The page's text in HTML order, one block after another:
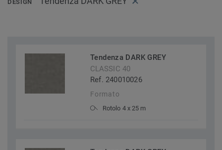
DESIGN
Tendenza DARK GREY
CLASSIC 40
Ref. 240010026
Formato
Rotolo 4 x 25 m